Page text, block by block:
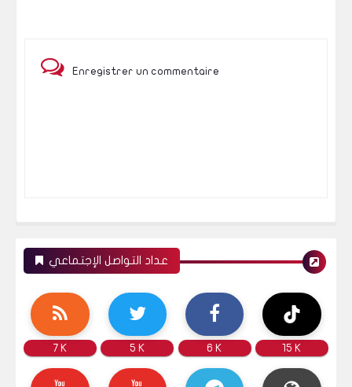
Enregistrer un commentaire
عداد التواصل الإجتماعي
7 K 5 K 6 K 15 K